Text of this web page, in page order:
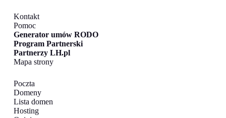
Kontakt
Pomoc
Generator umów RODO
Program Partnerski
Partnerzy LH.pl
Mapa strony
Poczta
Domeny
Lista domen
Hosting